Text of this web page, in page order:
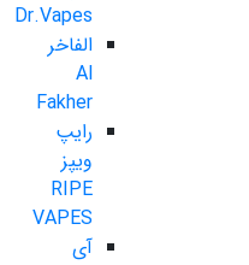
Dr.Vapes
الفاخر
Al
Fakher
رایپ
ویپز
RIPE
VAPES
آی